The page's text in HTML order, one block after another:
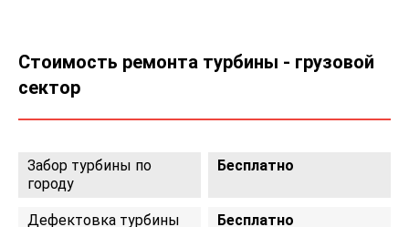
Стоимость ремонта турбины - грузовой
сектор
Забор турбины по
городу
Бесплатно
Дефектовка турбины Бесплатно